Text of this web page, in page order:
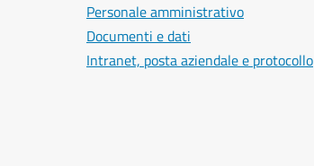
Personale amministrativo
Documenti e dati
Intranet, posta aziendale e protocollo